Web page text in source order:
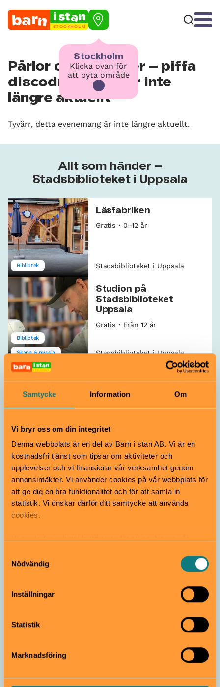
Samtycke Information Om
Vi bryr oss om din integritet
Denna webbplats är en del av Barn i stan AB. Vi är en
kostnadsfri tjänst som tipsar om aktiviteter och
upplevelser och vi finansierar vår verksamhet genom
annonsintäkter. Vi använder cookies på vår webbplats för
att ge dig en bra funktionalitet och för att samla in
statistik. Vi önskar därför ditt samtycke att använda
cookies.
samt tillhandahålla funktioner för sociala medier. Vi
vidarebefordrar även sådana identifierare och annan
information från din enhet till de sociala medier och
annons- och analysföretag som vi samarbetar med.
information som du har tillhandahållit eller som de har
Nödvändig
Inställningar
Statistik
Marknadsföring
STOCKHOLM
Stockholm
Klicka ovan för
att byta område
Pärlor och paljetter – piffa
discodressen! – är inte
längre aktuellt
Tyvärr, detta evenemang är inte längre aktuellt.
Allt som händer –
Stadsbiblioteket i Uppsala
Bibliotek
Läsfabriken
Gratis
0–12 år
Stadsbiblioteket i Uppsala
Bibliotek
Skapa & pyssla
Studion på
Stadsbiblioteket
Uppsala
Gratis
Från 12 år
Stadsbiblioteket i Uppsala
Spel & gaming
Programmera i Roblox
11–13 augusti
8–12 år
Stadsbiblioteket i Uppsala
Back to school-disco
17 augusti Gratis 6–10 år
Stadsbiblioteket i Uppsala
pyssel!
Från 5 år
Stadsbiblioteket i Uppsala